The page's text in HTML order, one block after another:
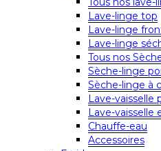
Lave-linge top
Lave-linge
Lave-linge
Tous nos
Sèche-linge
Sèche-linge à
Lave-vaisselle
Lave-vaisselle
Chauffe-eau
Accessoires